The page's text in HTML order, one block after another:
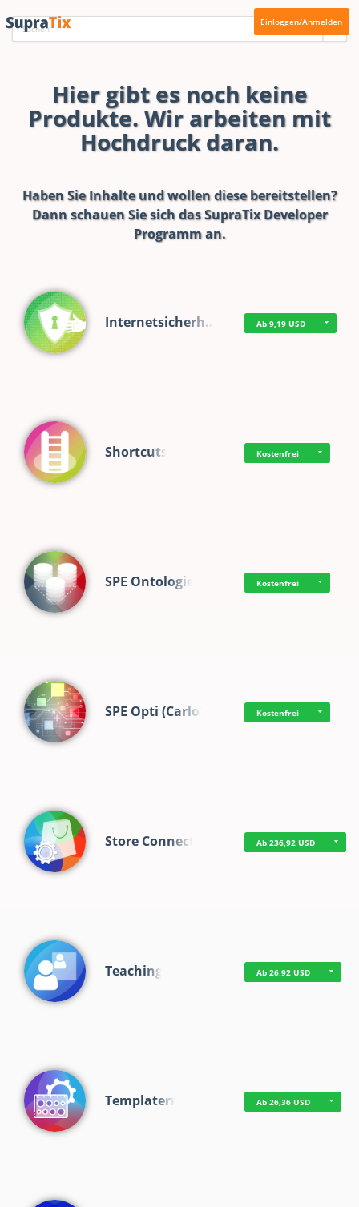
Einloggen/Anmelden
Hier gibt es noch keine
Produkte. Wir arbeiten mit
Hochdruck daran.
Haben Sie Inhalte und wollen diese bereitstellen?
Dann schauen Sie sich dasSupraTix Developer
Programman.
Internetsicherh… Ab 9,19 USD
Shortcuts Kostenfrei
SPE Ontologie Kostenfrei
SPE Opti (Carlo) Kostenfrei
Store Connect Ab 236,92 USD
Teaching Ab 26,92 USD
Templaterr Ab 26,36 USD